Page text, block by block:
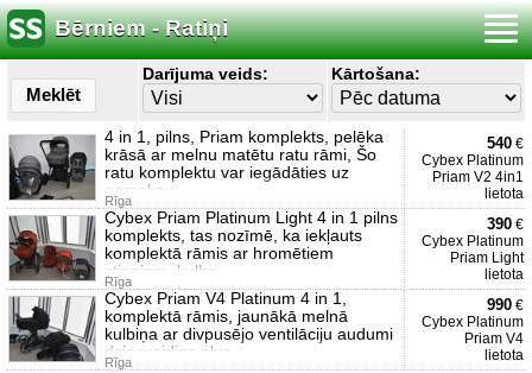
Bērniem - Ratiņi
Meklēt
Darījuma veids: Kārtošana:
4 in 1, pilns, Priam komplekts, pelēka
krāsā ar melnu matētu ratu rāmi, Šo
ratu komplektu var iegādāties uz
nomaksu
Rīga
540 €
Cybex Platinum
Priam V2 4in1
lietota
Cybex Priam Platinum Light 4 in 1 pilns
komplekts, tas nozīmē, ka iekļauts
komplektā rāmis ar hromētiem
stieņiem, kulba
Rīga
390 €
Cybex Platinum
Priam Light
lietota
Cybex Priam V4 Platinum 4 in 1,
komplektā rāmis, jaunākā melnā
kulbiņa ar divpusējo ventilāciju audumi
dzinsveidigs plus
Rīga
990 €
Cybex Platinum
Priam V4
lietota